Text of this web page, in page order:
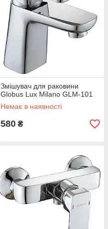
Змішувач для раковини
Globus Lux Milano GLM-101
Немає в наявності
580 ₴